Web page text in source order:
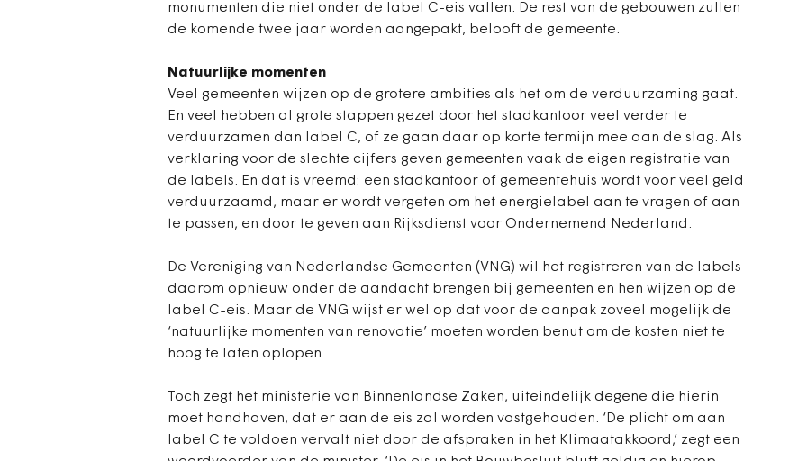
monumenten die niet onder de label C-eis vallen. De rest van de gebouwen zullen
de komende twee jaar worden aangepakt, belooft de gemeente.
Natuurlijke momenten
Veel gemeenten wijzen op de grotere ambities als het om de verduurzaming gaat.
En veel hebben al grote stappen gezet door het stadkantoor veel verder te
verduurzamen dan label C, of ze gaan daar op korte termijn mee aan de slag. Als
verklaring voor de slechte cijfers geven gemeenten vaak de eigen registratie van
de labels. En dat is vreemd: een stadkantoor of gemeentehuis wordt voor veel geld
verduurzaamd, maar er wordt vergeten om het energielabel aan te vragen of aan
te passen, en door te geven aan Rijksdienst voor Ondernemend Nederland.
De Vereniging van Nederlandse Gemeenten (VNG) wil het registreren van de labels
daarom opnieuw onder de aandacht brengen bij gemeenten en hen wijzen op de
label C-eis. Maar de VNG wijst er wel op dat voor de aanpak zoveel mogelijk de
‘natuurlijke momenten van renovatie’ moeten worden benut om de kosten niet te
hoog te laten oplopen.
Toch zegt het ministerie van Binnenlandse Zaken, uiteindelijk degene die hierin
moet handhaven, dat er aan de eis zal worden vastgehouden. ‘De plicht om aan
label C te voldoen vervalt niet door de afspraken in het Klimaatakkoord,’ zegt een